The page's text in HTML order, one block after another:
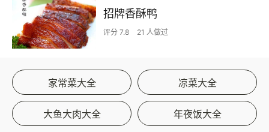
招牌香酥鸭
评分 7.8 21 人做过
家常菜大全 凉菜大全
大鱼大肉大全 年夜饭大全